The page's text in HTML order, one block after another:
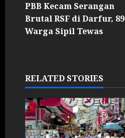
PBB Kecam Serangan
Brutal RSF di Darfur, 89
Warga Sipil Tewas
RELATED STORIES